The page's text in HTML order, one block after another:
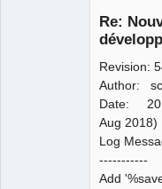
Re:
Revision:
Author:
Date:
Aug 2018)
Log
-----------
Add